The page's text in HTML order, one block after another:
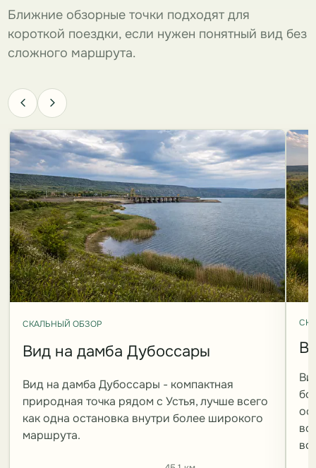
Ближние обзорные точки подходят для
короткой поездки, если нужен понятный вид без
сложного маршрута.
СКАЛЬНЫЙ ОБЗОР
Вид на дамба Дубоссары
Вид на дамба Дубоссары - компактная
природная точка рядом с Устья, лучше всего
как одна остановка внутри более широкого
маршрута.